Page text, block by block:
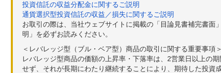
投資信託の収益分配金に関するご説明
通貨選択型投資信託の収益／損失に関するご説明
お取引の際は、当社ウェブサイトに掲載の「目論見書補完書
明」を必ずお読みください。
＜レバレッジ型（ブル・ベア型）商品の取引に関する重要事項
レバレッジ型商品の価額の上昇率・下落率は、2営業日以上の
せず、それが長期にわたり継続することにより、期待した投